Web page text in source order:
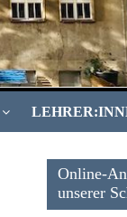
Online-
unserer